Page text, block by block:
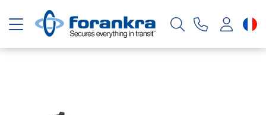
Basculer la navigation